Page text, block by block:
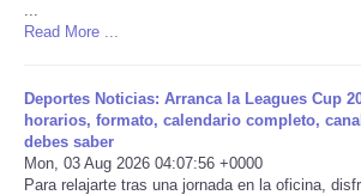
Negocios
Salud
Read More ...
Deportes Noticias: Arranca la Leagues Cup
horarios, formato, calendario completo,
debes saber
Mon, 03 Aug 2026 04:07:56 +0000
Para relajarte tras una jornada en la oficina,